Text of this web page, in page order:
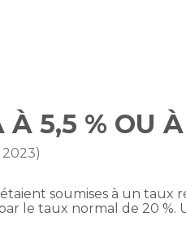
À 5,5 % OU
soumises à un taux
le taux normal de 20